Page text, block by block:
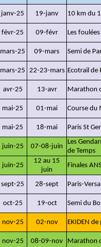
janv-25 19-janv 10 km du
févr-25 09-févr Les
mars-25 09-mars Semi de
mars-25 22-23-mars Ecotrail de
avr-25 13-avr Marathon
mai-25 01-mai Course du
mai-25 18-mai Paris St
juin-25 07-08-juin
Les
de Temps
juin-25
12 au 15
juin
Finales
sept-25 28-sept Paris-
oct-25 19-oct Semi du
nov-25 02-nov EKIDEN de
nov-25 08-09-nov Marathon